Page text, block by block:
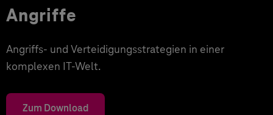
Angriffe
Angriffs- und Verteidigungsstrategien in einer
komplexen IT-Welt.
Zum Download